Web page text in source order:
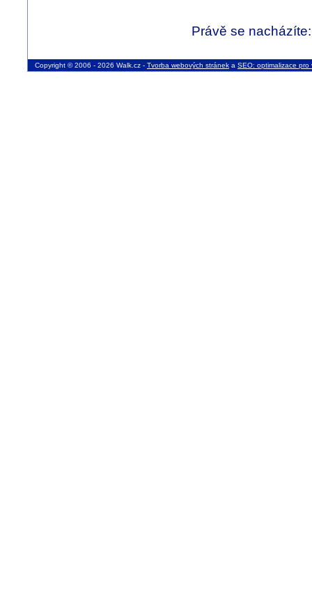
Právě se
Copyright © 2006 - 2026 Walk.cz - Tvorba webových stránek a SEO: optimalizace pro